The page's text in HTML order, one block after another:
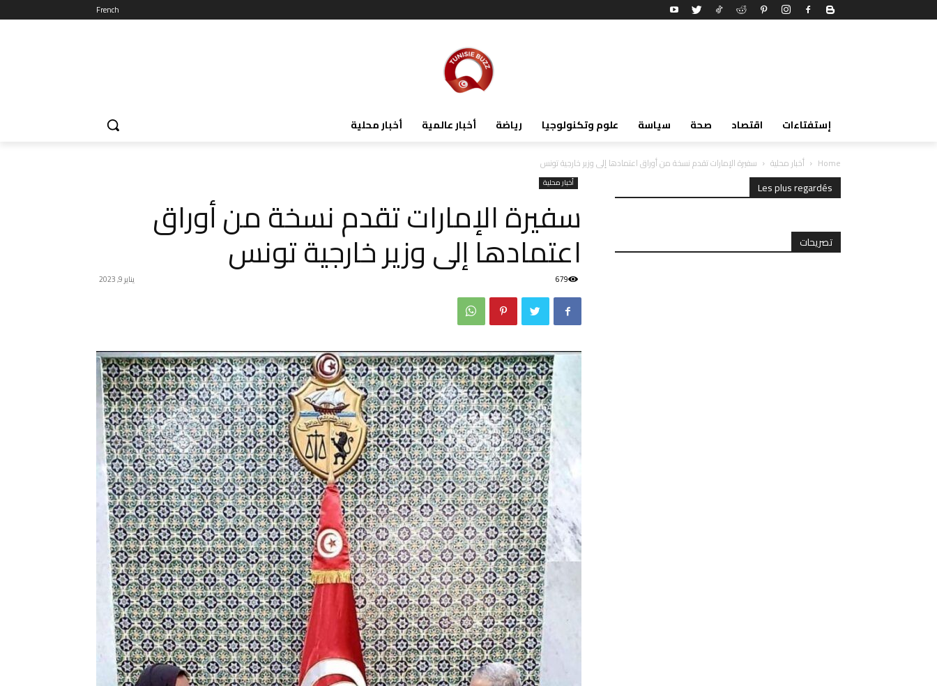
French
أخبار محلية أخبار عالمية رياضة علوم وتكنولوجيا سياسة صحة اقتصاد إستفتاءات
Home أخبار محلية سفيرة الإمارات تقدم نسخة من أوراق اعتمادها إلى وزير خارجية تونس
أخبار محلية
سفيرة الإمارات تقدم نسخة من أوراق
اعتمادها إلى وزير خارجية تونس
يناير 9, 2023 679
Les plus regardés
تصريحات